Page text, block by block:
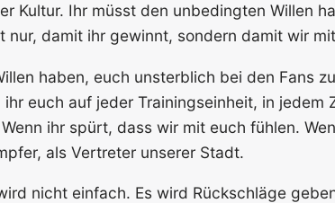
Kultur. Ihr müsst den unbedingten Willen
nur, damit ihr gewinnt, sondern damit wir
haben, euch unsterblich bei den Fans
ihr euch auf jeder Trainingseinheit, in jedem
ihr spürt, dass wir mit euch fühlen.
als Vertreter unserer Stadt.
nicht einfach. Es wird Rückschläge